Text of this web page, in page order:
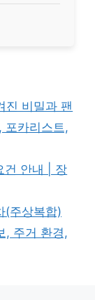
진 비밀과 팬
포카리스트,
건 안내 | 장
(주상복합)
, 주거 환경,